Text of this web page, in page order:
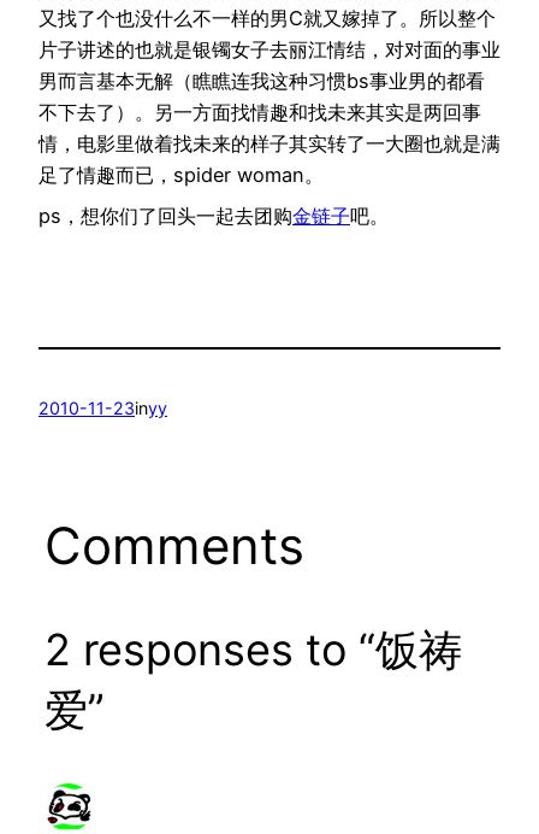
又找了个也没什么不一样的男C就又嫁掉了。所以整个
片子讲述的也就是银镯女子去丽江情结，对对面的事业
男而言基本无解（瞧瞧连我这种习惯bs事业男的都看
不下去了）。另一方面找情趣和找未来其实是两回事
情，电影里做着找未来的样子其实转了一大圈也就是满
足了情趣而已，spider woman。
ps，想你们了回头一起去团购金链子吧。
2010-11-23inyy
Comments
2 responses to “饭祷
爱”